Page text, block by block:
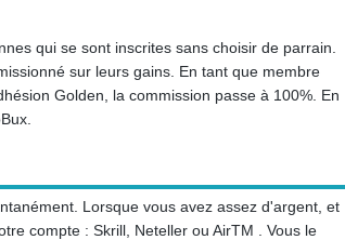
qui se sont inscrites sans choisir de parrain.
sur leurs gains. En tant que membre
Golden, la commission passe à 100%. En
Lorsque vous avez assez d'argent, et
compte : Skrill, Neteller ou AirTM . Vous le